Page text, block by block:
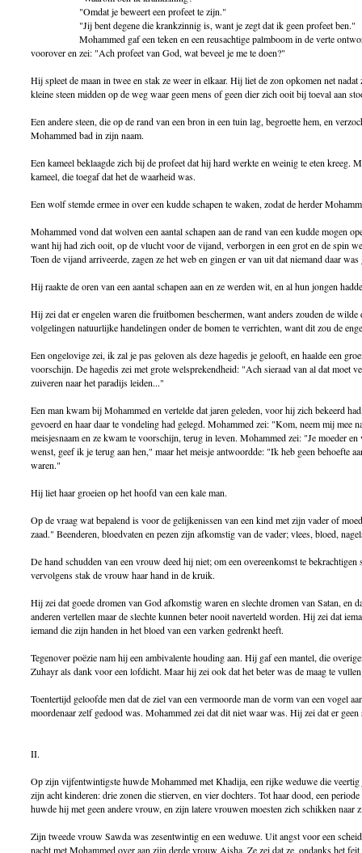
"Omdat je beweert een profeet te zijn."
"Jij bent degene die krankzinnig is, want je zegt dat ik geen profeet ben."
Mohammed gaf een teken en een reusachtige palmboom in de verte
voorover en zei: "Ach profeet van God, wat beveel je me te doen?"
Hij spleet de maan in twee en stak ze weer in elkaar. Hij liet de zon opkomen net nadat
kleine steen midden op de weg waar geen mens of geen dier zich ooit bij toeval aan
Een andere steen, die op de rand van een bron in een tuin lag, begroette hem, en
Mohammed bad in zijn naam.
Een kameel beklaagde zich bij de profeet dat hij hard werkte en weinig te eten kreeg.
kameel, die toegaf dat het de waarheid was.
Een wolf stemde ermee in over een kudde schapen te waken, zodat de herder
Mohammed vond dat wolven een aantal schapen aan de rand van een kudde mogen
want hij had zich ooit, op de vlucht voor de vijand, verborgen in een grot en de spin
Toen de vijand arriveerde, zagen ze het web en gingen er van uit dat niemand daar was
Hij raakte de oren van een aantal schapen aan en ze werden wit, en al hun jongen
Hij zei dat er engelen waren die fruitbomen beschermen, want anders zouden de
volgelingen natuurlijke handelingen onder de bomen te verrichten, want dit zou de
Een ongelovige zei, ik zal je pas geloven als deze hagedis je gelooft, en haalde een
voorschijn. De hagedis zei met grote welsprekendheid: "Ach sieraad van al dat moet
zuiveren naar het paradijs leiden..."
Een man kwam bij Mohammed en vertelde dat jaren geleden, voor hij zich bekeerd
gevoerd en haar daar te vondeling had gelegd. Mohammed zei: "Kom, neem mij mee
meisjesnaam en ze kwam te voorschijn, terug in leven. Mohammed zei: "Je moeder
wenst, geef ik je terug aan hen," maar het meisje antwoordde: "Ik heb geen behoefte
waren."
Hij liet haar groeien op het hoofd van een kale man.
Op de vraag wat bepalend is voor de gelijkenissen van een kind met zijn vader of
zaad." Beenderen, bloedvaten en pezen zijn afkomstig van de vader; vlees, bloed,
De hand schudden van een vrouw deed hij niet; om een overeenkomst te
vervolgens stak de vrouw haar hand in de kruik.
Hij zei dat goede dromen van God afkomstig waren en slechte dromen van Satan, en
anderen vertellen maar de slechte kunnen beter nooit naverteld worden. Hij zei dat
iemand die zijn handen in het bloed van een varken gedrenkt heeft.
Tegenover poëzie nam hij een ambivalente houding aan. Hij gaf een mantel, die
Zuhayr als dank voor een lofdicht. Maar hij zei ook dat het beter was de maag te
Toentertijd geloofde men dat de ziel van een vermoorde man de vorm van een vogel
moordenaar zelf gedood was. Mohammed zei dat dit niet waar was. Hij zei dat er
II.
Op zijn vijfentwintigste huwde Mohammed met Khadija, een rijke weduwe die veertig
zijn acht kinderen: drie zonen die stierven, en vier dochters. Tot haar dood, een
huwde hij met geen andere vrouw, en zijn latere vrouwen moesten zich schikken naar
Zijn tweede vrouw Sawda was zesentwintig en een weduwe. Uit angst voor een
nacht met Mohammed over aan zijn derde vrouw Aisha. Ze zei dat ze, ondanks het